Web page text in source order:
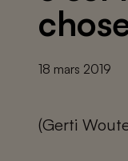
18 mars 2019
(Gerti